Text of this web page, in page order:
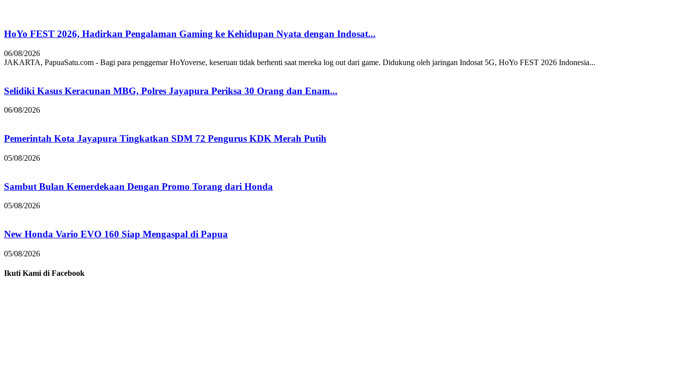
HoYo FEST 2026, Hadirkan Pengalaman Gaming ke Kehidupan Nyata dengan Indosat...
06/08/2026
JAKARTA, PapuaSatu.com - Bagi para penggemar HoYoverse, keseruan tidak berhenti saat mereka log out dari game. Didukung oleh jaringan Indosat 5G, HoYo FEST 2026 Indonesia...
Selidiki Kasus Keracunan MBG, Polres Jayapura Periksa 30 Orang dan Enam...
06/08/2026
Pemerintah Kota Jayapura Tingkatkan SDM 72 Pengurus KDK Merah Putih
05/08/2026
Sambut Bulan Kemerdekaan Dengan Promo Torang dari Honda
05/08/2026
New Honda Vario EVO 160 Siap Mengaspal di Papua
05/08/2026
Ikuti Kami di Facebook